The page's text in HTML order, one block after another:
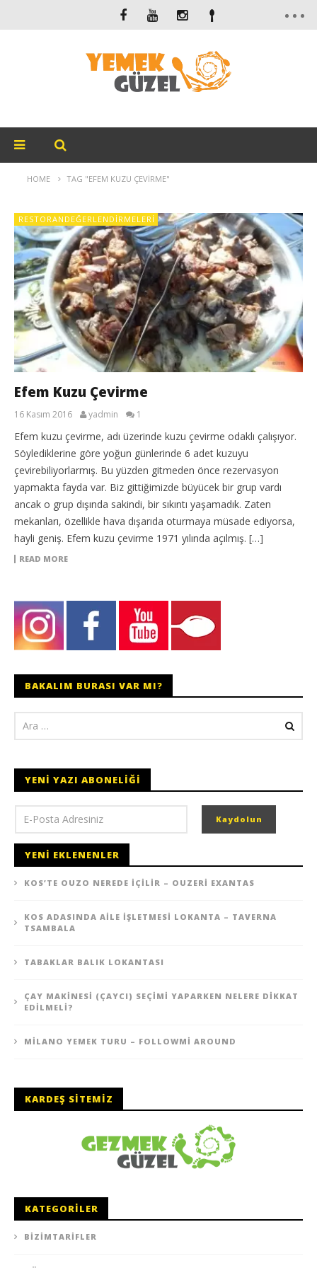
HOME TAG "EFEM KUZU ÇEVIRME"
RESTORANDEĞERLENDIRMELERI
Efem Kuzu Çevirme
16 Kasım 2016 yadmin 1
Efem kuzu çevirme, adı üzerinde kuzu çevirme odaklı çalışıyor.
Söylediklerine göre yoğun günlerinde 6 adet kuzuyu
çevirebiliyorlarmış. Bu yüzden gitmeden önce rezervasyon
yapmakta fayda var. Biz gittiğimizde büyücek bir grup vardı
ancak o grup dışında sakindi, bir sıkıntı yaşamadık. Zaten
mekanları, özellikle hava dışarıda oturmaya müsade ediyorsa,
hayli geniş. Efem kuzu çevirme 1971 yılında açılmış. […]
READ MORE
BAKALIM BURASI VAR MI?
YENI YAZI ABONELIĞI
YENI EKLENENLER
KOS’TE OUZO NEREDE İÇILIR – OUZERI EXANTAS
KOS ADASINDA AILE İŞLETMESI LOKANTA – TAVERNA
TSAMBALA
TABAKLAR BALIK LOKANTASI
ÇAY MAKINESI (ÇAYCI) SEÇIMI YAPARKEN NELERE DIKKAT
EDILMELI?
MILANO YEMEK TURU – FOLLOWMI AROUND
KARDEŞ SITEMIZ
KATEGORILER
BIZIMTARIFLER